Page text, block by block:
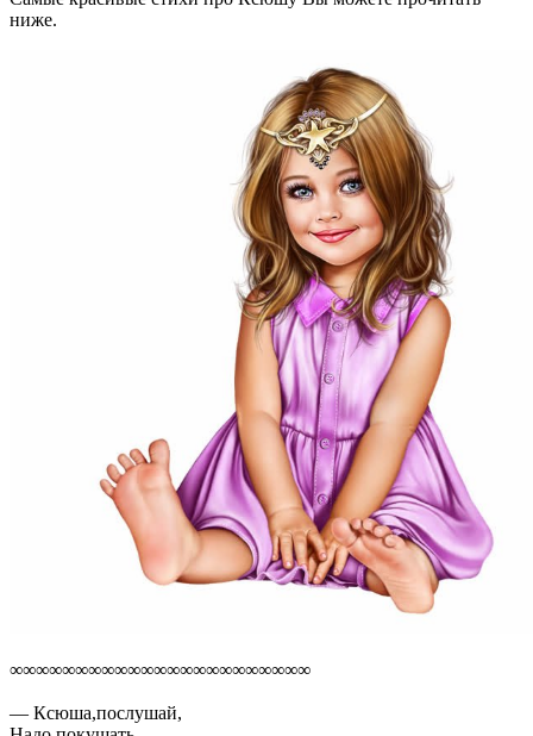
ниже.
∞∞∞∞∞∞∞∞∞∞∞∞∞∞∞∞∞∞∞∞∞∞∞
— Ксюша,послушай,